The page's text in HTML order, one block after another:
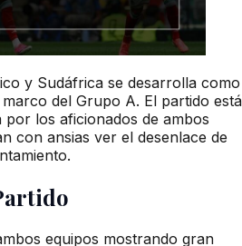
y Sudáfrica se desarrolla como
del Grupo A. El partido está
por los aficionados de ambos
con ansias ver el desenlace de
equipos mostrando gran